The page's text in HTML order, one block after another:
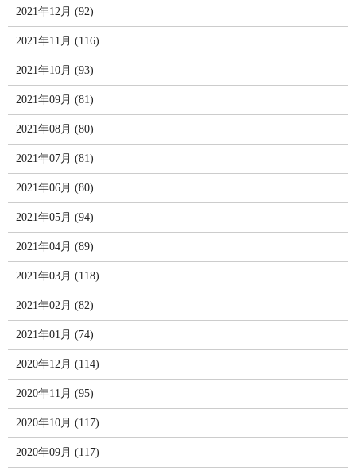
2021年12月 (92)
2021年11月 (116)
2021年10月 (93)
2021年09月 (81)
2021年08月 (80)
2021年07月 (81)
2021年06月 (80)
2021年05月 (94)
2021年04月 (89)
2021年03月 (118)
2021年02月 (82)
2021年01月 (74)
2020年12月 (114)
2020年11月 (95)
2020年10月 (117)
2020年09月 (117)